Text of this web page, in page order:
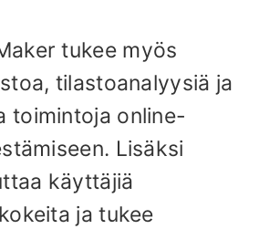
tukee myös
tilastoanalyysiä ja
toimintoja online-
Lisäksi
käyttäjiä
ja tukee